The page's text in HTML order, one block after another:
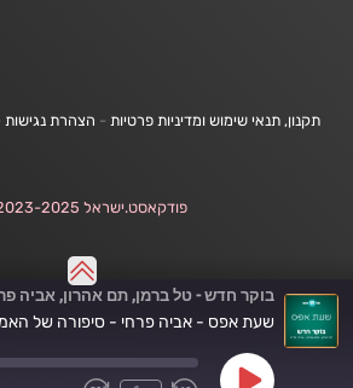
בוקר חדש - טל ברמן, תם אהרון, אביה
תקנון, תנאי שימוש ומדיניות פרטיות - הצהרת נגישות
פודקאסט.ישראל 2023-2025 ©